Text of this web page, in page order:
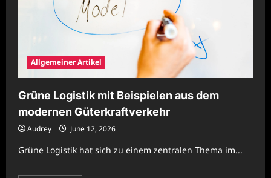
Allgemeiner Artikel
Grüne Logistik mit Beispielen aus dem
modernen Güterkraftverkehr
Audrey June 12, 2026
Grüne Logistik hat sich zu einem zentralen Thema im...